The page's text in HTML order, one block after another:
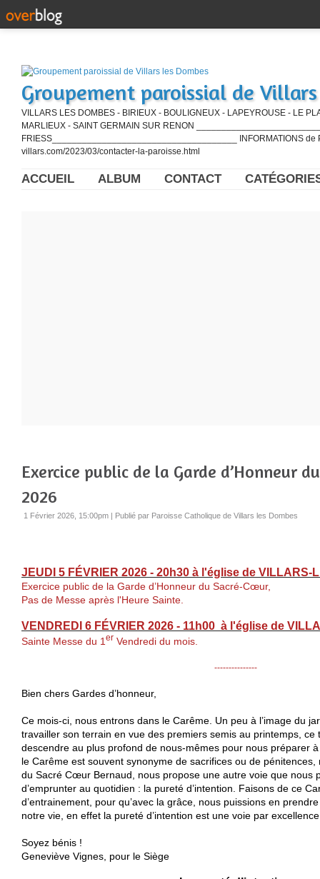
Groupement paroissial de
VILLARS LES DOMBES - BIRIEUX - BOULIGNEUX - LAPEYROUSE - LE
MARLIEUX - SAINT GERMAIN SUR RENON
FRIESS_____________________________________ INFORMATIONS de
villars.com/2023/03/contacter-la-paroisse.html
ACCUEIL ALBUM CONTACT
Exercice public de la Garde d’Honneur
2026
1 Février 2026, 15:00pm | Publié par Paroisse Catholique de Villars les Dombes
JEUDI 5 FÉVRIER 2026 - 20h30 à l'église de VILLARS-
Exercice public de la Garde d’Honneur du Sacré-Cœur,
Pas de Messe après l'Heure Sainte.
VENDREDI 6 FÉVRIER 2026 - 11h00 à l'église de
Sainte Messe du 1er Vendredi du mois.
---------------
Bien chers Gardes d’honneur,
Ce mois-ci, nous entrons dans le Carême. Un peu à l’image du
travailler son terrain en vue des premiers semis au printemps, ce
descendre au plus profond de nous-mêmes pour nous préparer
le Carême est souvent synonyme de sacrifices ou de
du Sacré Cœur Bernaud, nous propose une autre voie que nous
d’emprunter au quotidien : la pureté d’intention. Faisons de ce
d’entrainement, pour qu’avec la grâce, nous puissions en
notre vie, en effet la pureté d’intention est une voie par
Soyez bénis !
Geneviève Vignes, pour le Siège